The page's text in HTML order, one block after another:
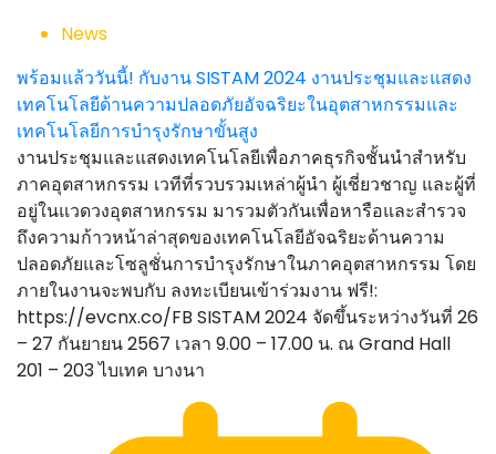
News
พร้อมแล้ววันนี้! กับงาน SISTAM 2024 งานประชุมและแสดง
เทคโนโลยีด้านความปลอดภัยอัจฉริยะในอุตสาหกรรมและ
เทคโนโลยีการบำรุงรักษาขั้นสูง
งานประชุมและแสดงเทคโนโลยีเพื่อภาคธุรกิจชั้นนำสำหรับ
ภาคอุตสาหกรรม เวทีที่รวบรวมเหล่าผู้นำ ผู้เชี่ยวชาญ และผู้ที่
อยู่ในแวดวงอุตสาหกรรม มารวมตัวกันเพื่อหารือและสำรวจ
ถึงความก้าวหน้าล่าสุดของเทคโนโลยีอัจฉริยะด้านความ
ปลอดภัยและโซลูชั่นการบำรุงรักษาในภาคอุตสาหกรรม โดย
ภายในงานจะพบกับ ลงทะเบียนเข้าร่วมงาน ฟรี!:
https://evcnx.co/FB SISTAM 2024 จัดขึ้นระหว่างวันที่ 26
– 27 กันยายน 2567 เวลา 9.00 – 17.00 น. ณ Grand Hall
201 – 203 ไบเทค บางนา